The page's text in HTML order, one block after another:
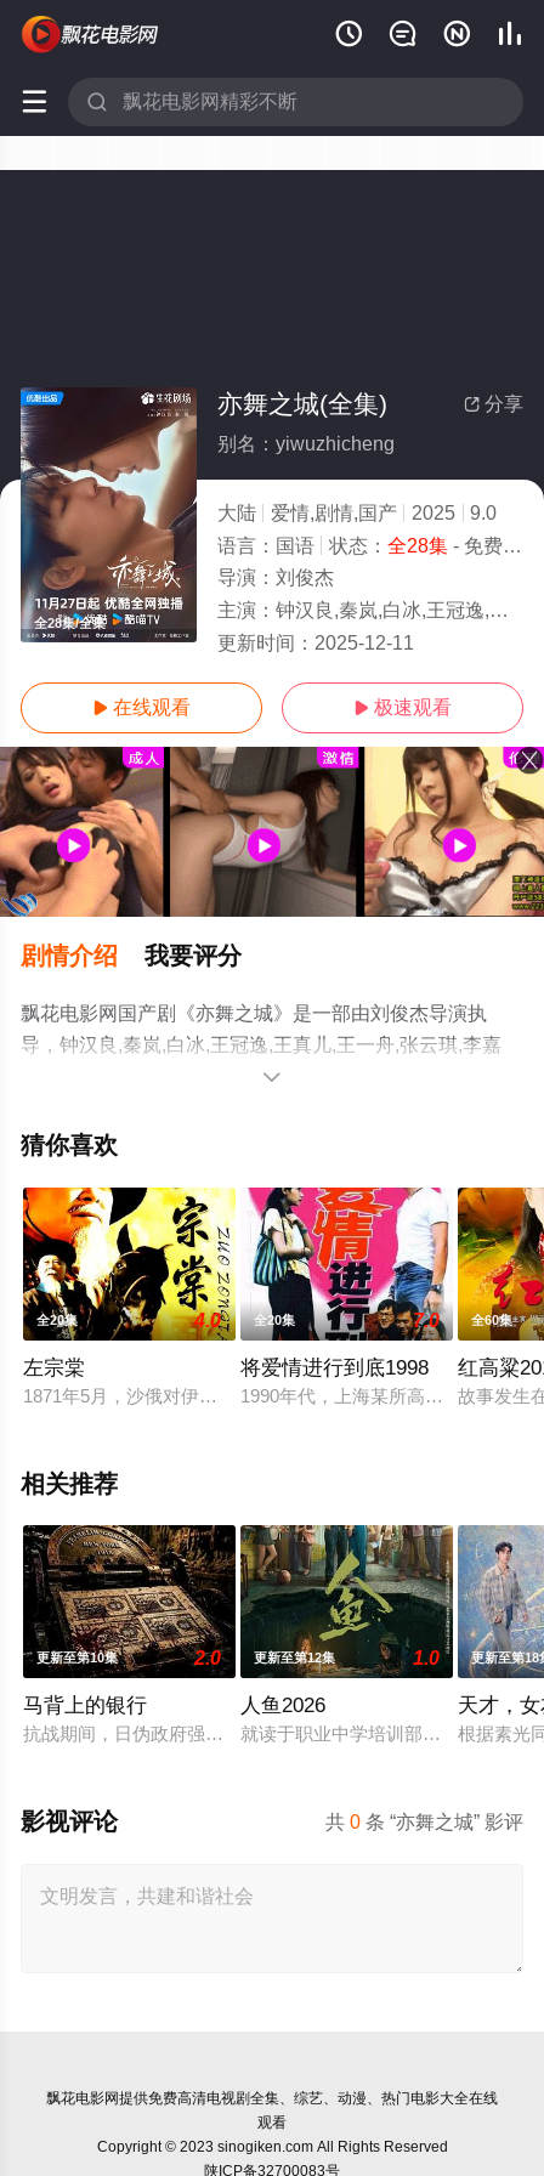
   
 
全28集/全集
 分享
亦舞之城(全集)
别名：yiwuzhicheng
大陆 爱情,剧情,国产 2025
9.0
语言： 国语 状态： 全28集- 免费在线观看
导演： 刘俊杰
主演： 钟汉良,秦岚,白冰,王冠逸,王真儿,王一舟,张云琪,李嘉灏,陈瑾,张太文
更新时间： 2025-12-11
 在线观看  极速观看
剧情介绍 我要评分
飘花电影网国产剧《亦舞之城》是一部由刘俊杰导演执
导，钟汉良,秦岚,白冰,王冠逸,王真儿,王一舟,张云琪,李嘉
灏,陈瑾,张太文等演员精彩演绎的大陆电视剧，大结局剧情
剧全集就上飘花影院，更多相关信息可移步至豆瓣电视

猜你喜欢
全20集 4.0
左宗棠
1871年5月，沙俄对伊犁展开了大规模军事入侵，夺取了伊犁九
全20集 7.0
将爱情进行到底1998
1990年代，上海某所高校。来自偏
全60集
红高粱
故事发生
相关推荐
更新至第10集 2.0
马背上的银行
抗战期间，日伪政府强行推广、使用由“中国准备银行”发行的伪
更新至第12集 1.0
人鱼2026
就读于职业中学培训部的花季女生苏
更新至第18
天才，
根据素光
共0 条 “亦舞之城” 影评
影视评论
飘花电影网提供免费高清电视剧全集、综艺、动漫、热门电影大全在线
观看
Copyright © 2023 sinogiken.com All Rights Reserved
陕ICP备32700083号